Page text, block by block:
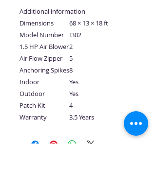
Additional information
Dimensions
68 × 13 × 18 ft
Model Number
I302
1.5 HP Air Blower2
Air Flow Zipper
5
Anchoring Spikes8
Indoor
Yes
Outdoor
Yes
Patch Kit
4
Warranty
3.5 Years